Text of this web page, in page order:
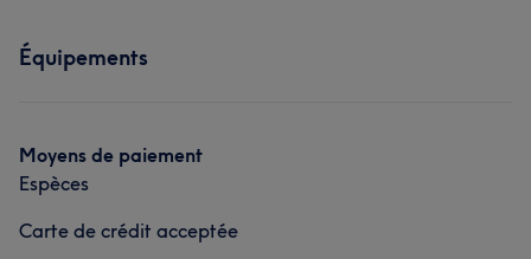
Portfolio
Équipements
Moyens de paiement
Espèces
Carte de crédit acceptée